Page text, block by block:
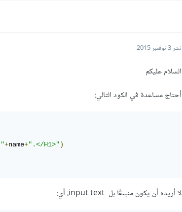
نشر3 نوفمبر 2015
السلام عليكم
أحتاج مساعدة في الكود التالي:
"<H1 align=center>أهلين فيك يا "+name+".</H1>")
لا أريده أن يكون منبثقًا بل input text، أي: